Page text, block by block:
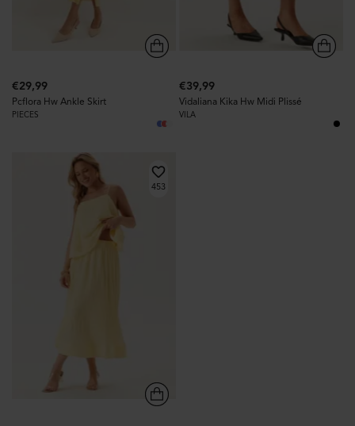
€29,99
Pcflora Hw Ankle Skirt
PIECES
€39,99
Vidaliana Kika Hw Midi Plissé
VILA
453